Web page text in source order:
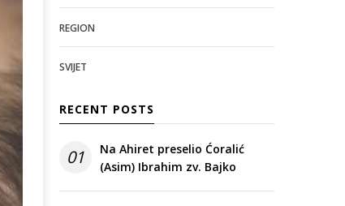
REGION
SVIJET
RECENT POSTS
01
Na Ahiret preselio Ćoralić
(Asim) Ibrahim zv. Bajko